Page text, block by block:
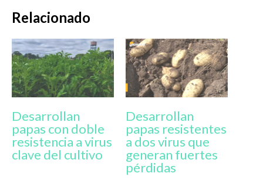
Relacionado
Desarrollan
papas con doble
resistencia a virus
clave del cultivo
Desarrollan
papas resistentes
a dos virus que
generan fuertes
pérdidas